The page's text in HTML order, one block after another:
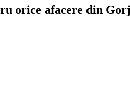
orice afacere din